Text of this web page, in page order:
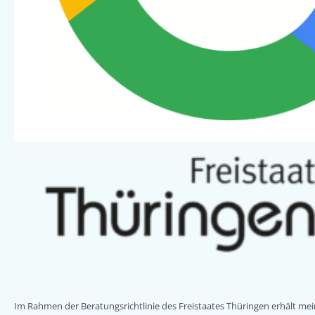
Im Rahmen der Beratungsrichtlinie des Freistaates Thüringen erhält